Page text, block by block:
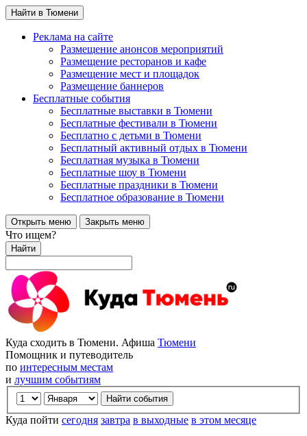
Найти в Тюмени
Реклама на сайте
Размещение анонсов мероприятий
Размещение ресторанов и кафе
Размещение мест и площадок
Размещение баннеров
Бесплатные события
Бесплатные выставки в Тюмени
Бесплатные фестивали в Тюмени
Бесплатно с детьми в Тюмени
Бесплатный активный отдых в Тюмени
Бесплатная музыка в Тюмени
Бесплатные шоу в Тюмени
Бесплатные праздники в Тюмени
Бесплатное образование в Тюмени
Открыть меню Закрыть меню
Что ищем?
Найти
Куда сходить в Тюмени. Афиша Тюмени
Помощник и путеводитель
по интересным местам
и лучшим событиям
Куда пойти сегодня завтра в выходные в этом месяце